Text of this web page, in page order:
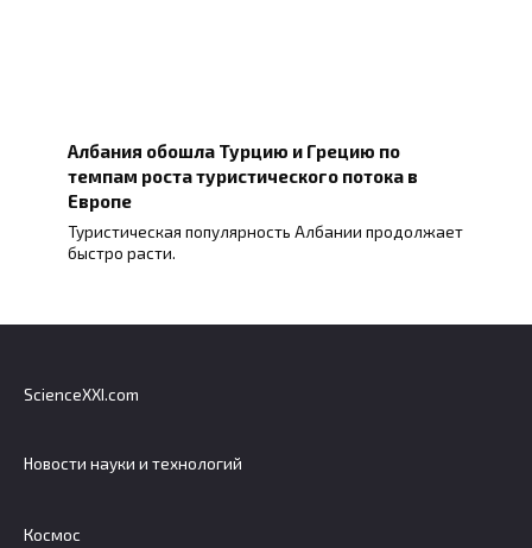
Албания обошла Турцию и Грецию по
темпам роста туристического потока в
Европе
Туристическая популярность Албании продолжает
быстро расти.
ScienceXXI.com
Новости науки и технологий
Космос